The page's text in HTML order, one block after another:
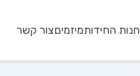
חנות החידותמיזמיםצור קשר